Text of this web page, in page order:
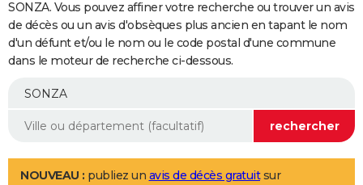
FINANCE
Retraite
Impôts
Epargne
Immobilier
Risques naturels par ville
Banque
Assurance
Crédit
AUTO
Essais
Réserver un essai
Citadines
Berlines
SUV
Forum auto
+
Mobiles
Meilleur smartphone
Internet
Ordinateurs
Jeux vidéo
Guide high-tech
Aménagement intérieur
LIFESTYLE
SONZA. Vous pouvez affiner votre recherche ou trouver un avis
de décès ou un avis d'obsèques plus ancien en tapant le nom
d'un défunt et/ou le nom ou le code postal d'une commune
dans le moteur de recherche ci-dessous.
NOUVEAU : publiez un avis de décès gratuitsur